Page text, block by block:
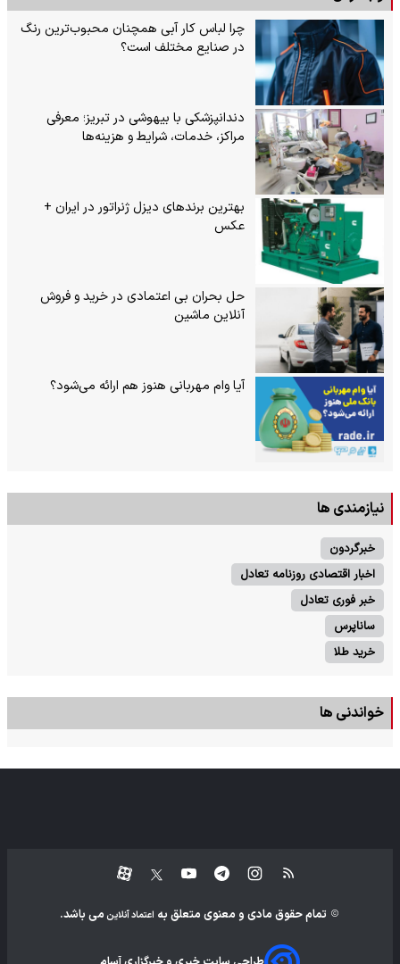
چرا لباس کار آبی همچنان محبوب‌ترین رنگ
در صنایع مختلف است؟
دندانپزشکی با بیهوشی در تبریز؛ معرفی
مراکز، خدمات، شرایط و هزینه‌ها
بهترین برندهای دیزل ژنراتور در ایران +
عکس
حل بحران بی‌ اعتمادی در خرید و فروش
آنلاین ماشین
آیا وام مهربانی هنوز هم ارائه می‌شود؟
نیازمندی ها
خبرگردون
اخبار اقتصادی روزنامه تعادل
خبر فوری تعادل
ساناپرس
خرید طلا
خواندنی ها
تمام حقوق مادی و معنوی متعلق به اعتماد آنلاین می باشد.